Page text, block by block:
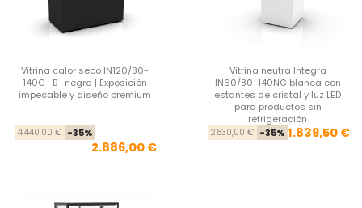
Vitrina calor seco IN120/80-
140C -B- negra | Exposición
impecable y diseño premium
Precio base
4.440,00 € -35%
2.886,00 €
Vitrina neutra Integra
IN60/80-140NG blanca con
estantes de cristal y luz LED
para productos sin
refrigeración
2.830,00 € -35% 1.839,50 €